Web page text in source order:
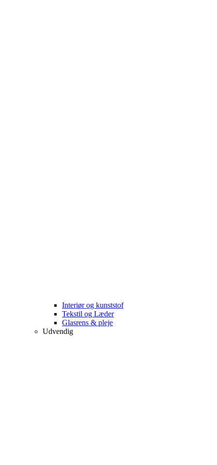
Interiør og kunststof
Tekstil og Læder
Glasrens & pleje
Udvendig